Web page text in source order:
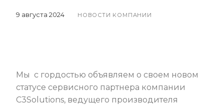
9 августа 2024 НОВОСТИ КОМПАНИИ
Мы с гордостью объявляем о своем новом
статусе сервисного партнера компании
C3Solutions, ведущего производителя